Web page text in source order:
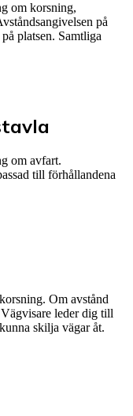
om korsning,
på
platsen. Samtliga
om avfart.
till förhållandena
Om avstånd
leder dig till
skilja vägar åt.